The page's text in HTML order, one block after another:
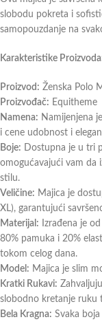
slobodu pokreta i
samopouzdanje na
Karakteristike
Proizvod: Ženska Polo
Proizvođač: Equitheme
Namena: Namijenjena
i cene udobnost i
Boje: Dostupna je u tri
omogućavajući vam da
stilu.
Veličine: Majica je
XL), garantujući
Materijal: Izrađena je
80% pamuka i 20%
tokom celog dana.
Model: Majica je slim
Kratki Rukavi:
slobodno kretanje ruku
Bela Kragna: Svaka